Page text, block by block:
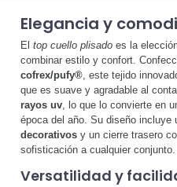
Elegancia y
El top cuello plisado es la
combinar estilo y confort.
cofrex/pufy®, este tejido
que es suave y agradable al
rayos uv, lo que lo convierte en
época del año. Su diseño incluye
decorativos y un cierre trasero
sofisticación a cualquier conjunto.
Versatilidad y